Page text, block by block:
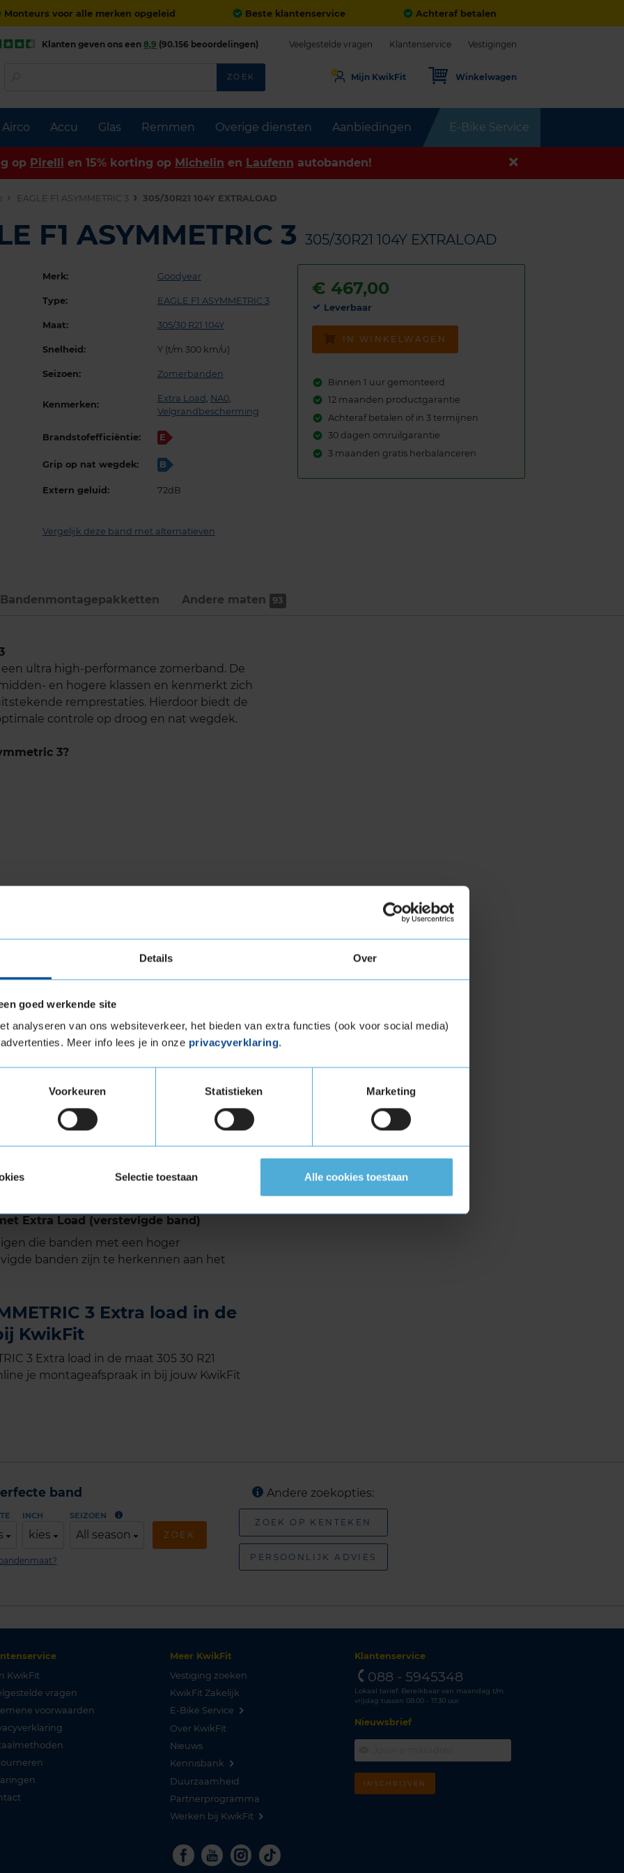
Details Over
goed werkende site
analyseren van ons websiteverkeer, het bieden van extra functies (ook voor social media)
Meer info lees je in onze privacyverklaring.
Voorkeuren Statistieken Marketing
Selectie toestaan Alle cookies toestaan
Monteurs voor alle merken opgeleid Beste klantenservice Achteraf betalen
Airco Accu Glas Remmen Overige diensten Aanbiedingen E-Bike Service
Klanten geven ons een 8,9 (90.156 beoordelingen) Veelgestelde vragen Klantenservice Vestigingen
ZOEK Mijn KwikFit Winkelwagen
op Pirelli en 15% korting op Michelin en Laufenn autobanden!
EAGLE F1 ASYMMETRIC 3 305/30R21 104Y EXTRALOAD
F1 ASYMMETRIC 3 305/30R21 104Y EXTRALOAD
Merk: Goodyear
Type: EAGLE F1 ASYMMETRIC 3
Maat: 305/30 R21 104Y
Snelheid: Y (t/m 300 km/u)
Seizoen: Zomerbanden
Kenmerken:
Extra Load , NA0,
Velgrandbescherming
Brandstofefficiëntie: E
Grip op nat wegdek: B
Extern geluid: 72dB
Vergelijk deze band met alternatieven
€ 467,00
Leverbaar
IN WINKELWAGEN
Binnen 1 uur gemonteerd
12 maanden productgarantie
Achteraf betalen of in 3 termijnen
30 dagen omruilgarantie
3 maanden gratis herbalanceren
Bandenmontage­pakketten Andere maten 93
een ultra high-performance zomerband. De
en hogere klassen en kenmerkt zich
remprestaties. Hierdoor biedt de
controle op droog en nat wegdek.
3?
met behulp van diverse technologieën
voor de voortreffelijke grip, het
op de weg.
het contact van de band met de weg en
op natte wegen.
is verantwoordelijk voor de lichtgewicht
rubbermengsel en het asymmetrisch
slijtage en een lager brandstofverbruik.
optimale rijprestaties en biedt een hoge
verhogen bovendien je rijplezier. Met de
3 van Goodyear ben jij helemaal klaar om
met Extra Load (verstevigde band)
die banden met een hoger
banden zijn te herkennen aan het
3 Extra load in de
KwikFit
3 Extra load in de maat 305 30 R21
je montageafspraak in bij jouw KwikFit
band
INCH
kies
SEIZOEN
All season ZOEK
Andere zoekopties:
ZOEK OP KENTEKEN
PERSOONLIJK ADVIES
KwikFit
vragen
voorwaarden
Meer KwikFit
Vestiging zoeken
KwikFit Zakelijk
E-Bike Service
Over KwikFit
Nieuws
Kennisbank
Duurzaamheid
Partnerprogramma
Werken bij KwikFit
Facebook
YoutubeInstagram
Tiktok
Klantenservice
088 - 5945348
Lokaal tarief. Bereikbaar van maandag t/m
vrijdag tussen 08.00 - 17.30 uur.
Nieuwsbrief
INSCHRIJVEN